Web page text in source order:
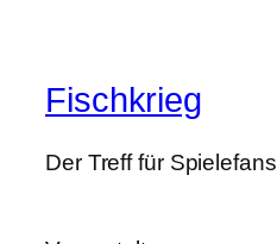
Fischkrieg
Der Treff für Spielefans